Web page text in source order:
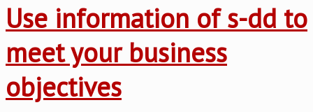
Use information of s-dd to
meet your business
objectives